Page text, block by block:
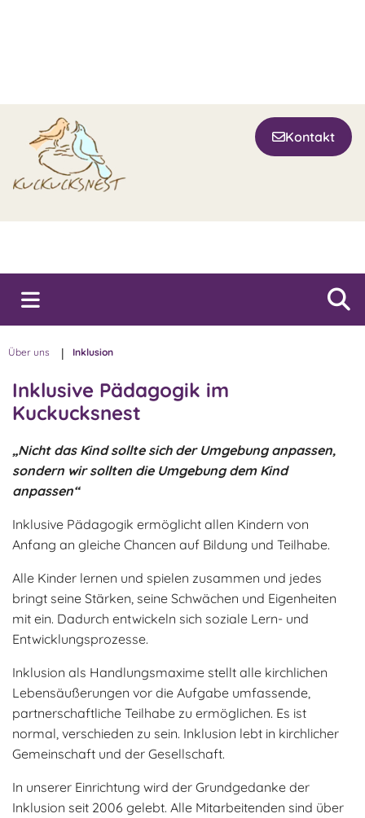
Kontakt
Über uns | Inklusion
Inklusive Pädagogik im
Kuckucksnest
„Nicht das Kind sollte sich der Umgebung anpassen,
sondern wir sollten die Umgebung dem Kind
anpassen“
Inklusive Pädagogik ermöglicht allen Kindern von
Anfang an gleiche Chancen auf Bildung und Teilhabe.
Alle Kinder lernen und spielen zusammen und jedes
bringt seine Stärken, seine Schwächen und Eigenheiten
mit ein. Dadurch entwickeln sich soziale Lern- und
Entwicklungsprozesse.
Inklusion als Handlungsmaxime stellt alle kirchlichen
Lebensäußerungen vor die Aufgabe umfassende,
partnerschaftliche Teilhabe zu ermöglichen. Es ist
normal, verschieden zu sein. Inklusion lebt in kirchlicher
Gemeinschaft und der Gesellschaft.
In unserer Einrichtung wird der Grundgedanke der
Inklusion seit 2006 gelebt. Alle Mitarbeitenden sind über